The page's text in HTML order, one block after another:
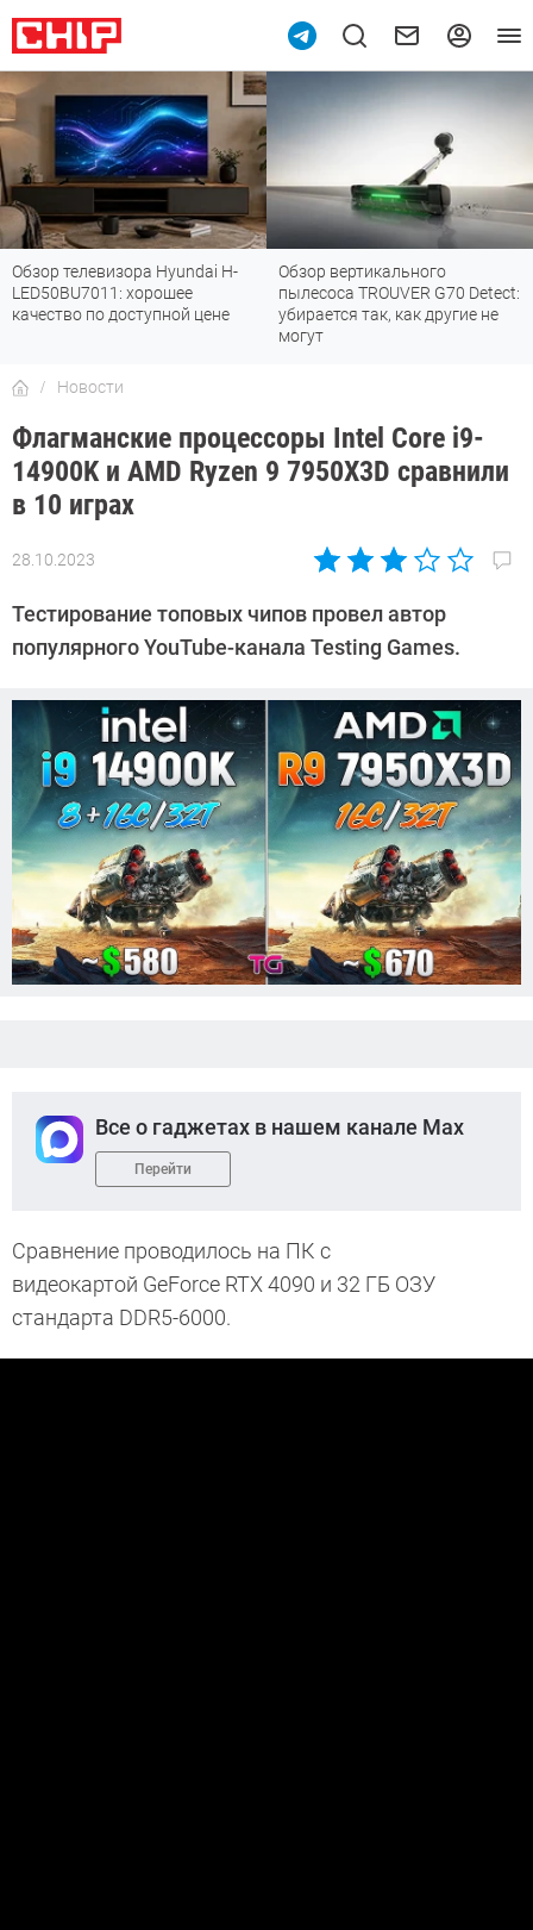
Обзор телевизора Hyundai H-
LED50BU7011: хорошее
качество по доступной цене
Обзор вертикального
пылесоса TROUVER G70 Detect:
убирается так, как другие не
могут
Новости
Флагманские процессоры Intel Core i9-
14900K и AMD Ryzen 9 7950X3D сравнили
в 10 играх
28.10.2023
Автор:
Калашников
Тестирование топовых чипов провел автор
популярного YouTube-канала Testing Games.
Все о гаджетах в нашем канале Max
Перейти
Сравнение проводилось на ПК с
видеокартой GeForce RTX 4090 и 32 ГБ ОЗУ
стандарта DDR5-6000.